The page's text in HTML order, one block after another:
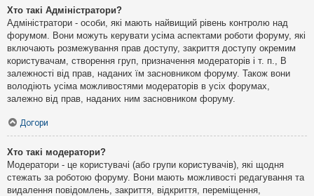
Хто такі Адміністратори?
Адміністратори - особи, які мають найвищий рівень контролю над
форумом. Вони можуть керувати усіма аспектами роботи форуму, які
включають розмежування прав доступу, закриття доступу окремим
користувачам, створення груп, призначення модераторів і т. п., В
залежності від прав, наданих їм засновником форуму. Також вони
володіють усіма можливостями модераторів в усіх форумах,
залежно від прав, наданих ним засновником форуму.
Догори
Хто такі модератори?
Модератори - це користувачі (або групи користувачів), які щодня
стежать за роботою форуму. Вони мають можливості редагування та
видалення повідомлень, закриття, відкриття, переміщення,